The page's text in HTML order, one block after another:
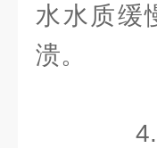
水水质缓
溃。
4.